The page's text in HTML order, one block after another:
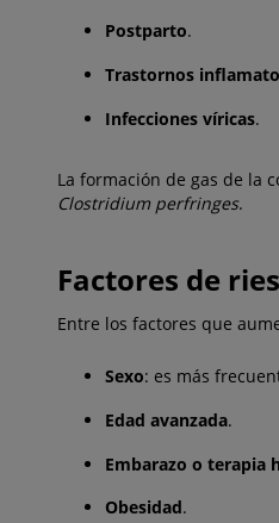
Postparto.
Trastornos
Infecciones víricas.
La formación de gas de la
Clostridium perfringes.
Factores de
Entre los factores que
Sexo: es más
Edad avanzada.
Embarazo o terapia
Obesidad.